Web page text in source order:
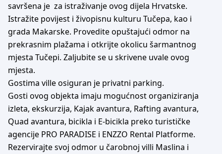
savršena je za istraživanje ovog dijela Hrvatske.
Istražite povijest i živopisnu kulturu Tučepa, kao i
grada Makarske. Provedite opuštajući odmor na
prekrasnim plažama i otkrijte okolicu šarmantnog
mjesta Tučepi. Zaljubite se u skrivene uvale ovog
mjesta.
Gostima ville osiguran je privatni parking.
Gosti ovog objekta imaju mogućnost organiziranja
izleta, ekskurzija, Kajak avantura, Rafting avantura,
Quad avantura, bicikla i E-bicikla preko turističke
agencije PRO PARADISE i ENZZO Rental Platforme.
Rezervirajte svoj odmor u čarobnoj villi Maslina i